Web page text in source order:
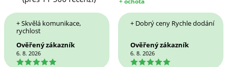
+ Skvělá komunikace,
rychlost
Ověřený zákazník
6. 8. 2026
5
+ Dobrý ceny Rychle dodání
Ověřený zákazník
6. 8. 2026
5